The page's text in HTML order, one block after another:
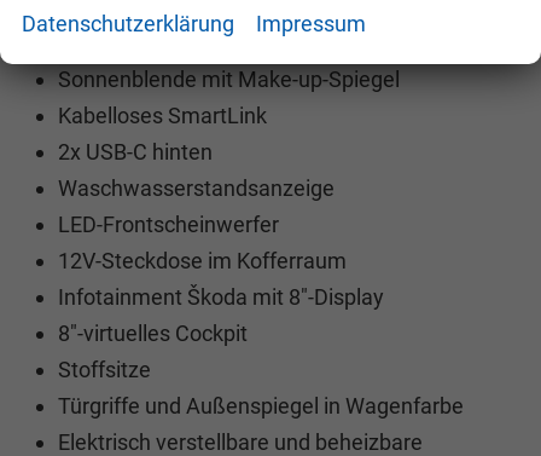
Sonnenblende mit Make-up-Spiegel
Kabelloses SmartLink
2x USB-C hinten
Waschwasserstandsanzeige
LED-Frontscheinwerfer
12V-Steckdose im Kofferraum
Infotainment Škoda mit 8"-Display
8"-virtuelles Cockpit
Stoffsitze
Türgriffe und Außenspiegel in Wagenfarbe
Elektrisch verstellbare und beheizbare
Datenschutzerklärung Impressum